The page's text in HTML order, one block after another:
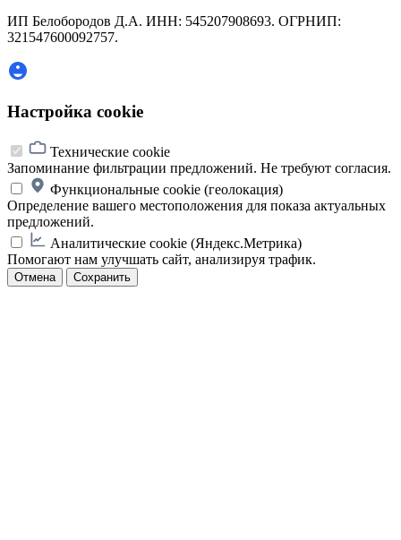
ИП Белобородов Д.А. ИНН: 545207908693. ОГРНИП:
321547600092757.
Настройка cookie
Технические cookie
Запоминание фильтрации предложений. Не требуют согласия.
Функциональные cookie (геолокация)
Определение вашего местоположения для показа актуальных
предложений.
Аналитические cookie (Яндекс.Метрика)
Помогают нам улучшать сайт, анализируя трафик.
Отмена Сохранить